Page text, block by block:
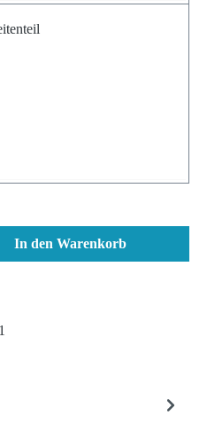
gewünschten Wert
In den Warenkorb